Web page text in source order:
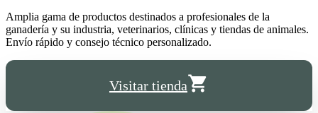
Amplia gama de productos destinados a profesionales de la
ganadería y su industria, veterinarios, clínicas y tiendas de animales.
Envío rápido y consejo técnico personalizado.
Visitar tienda